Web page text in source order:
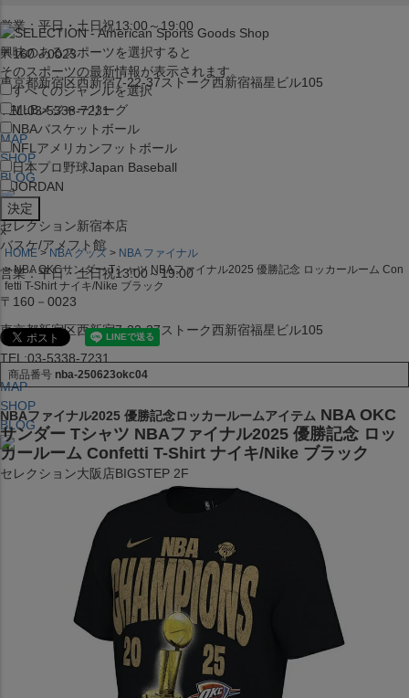
営業：平日・土日祝13:00～19:00
〒160－0023
東京都新宿区西新宿7-22-37ストーク西新宿福星ビル105
TEL:03-5338-7231
MAP
SHOP
BLOG
セレクション新宿本店
バスケ/アメフト館
営業：平日・土日祝13:00～19:00
〒160－0023
東京都新宿区西新宿7-22-37ストーク西新宿福星ビル105
TEL:03-5338-7231
MAP
SHOP
BLOG
セレクション大阪店BIGSTEP 2F
営業：平日・土日祝12:00～19:00
大阪府大阪市中央区西心斎橋1丁目6番14号
TEL:06-4708-3300
興味のあるスポーツを選択すると
そのスポーツの最新情報が表示されます。
すべてのジャンルを選択
MLBメジャーリーグ
NBAバスケットボール
NFL アメリカンフットボール
日本プロ野球Japan Baseball
JORDAN
x
HOME NBA グッズ
NBA ファイナル
NBA OKCサンダー Tシャツ NBAファイナル2025 優勝記念 ロッカールーム Con
fetti T-Shirt ナイキ/Nike ブラック
商品番号 nba-250623okc04
NBAファイナル2025 優勝記念ロッカールームアイテム NBA OKC
サンダー Tシャツ NBAファイナル2025 優勝記念 ロッ
カールーム Confetti T-Shirt ナイキ/Nike ブラック